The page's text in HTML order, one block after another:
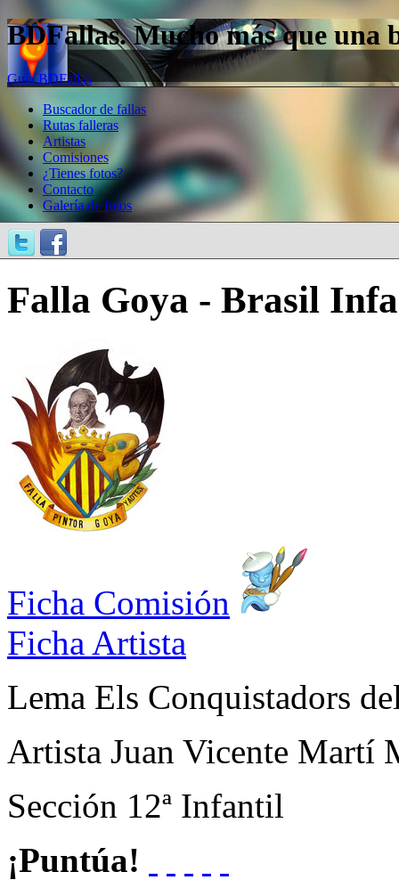
BDFallas. Mucho más que una
Guía BDFallas
Buscador de fallas
Rutas falleras
Artistas
Comisiones
¿Tienes fotos?
Contacto
Galería de fotos
Falla Goya - Brasil
Ficha Comisión
Ficha Artista
Lema Els Conquistadors
Artista Juan Vicente Martí
Sección 12ª Infantil
¡Puntúa!